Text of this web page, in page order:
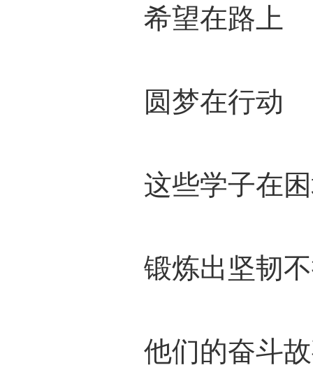
希望在路上
圆梦在行动
这些学子在
锻炼出坚韧
他们的奋斗